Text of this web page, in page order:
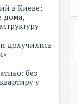
в Киеве:
дома,
долучились
без
у